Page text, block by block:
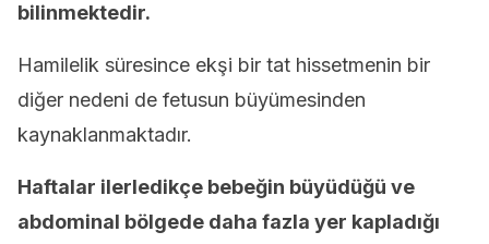
bilinmektedir.
Hamilelik süresince ekşi bir tat hissetmenin bir
diğer nedeni de fetusun büyümesinden
kaynaklanmaktadır.
Haftalar ilerledikçe bebeğin büyüdüğü ve
abdominal bölgede daha fazla yer kapladığı